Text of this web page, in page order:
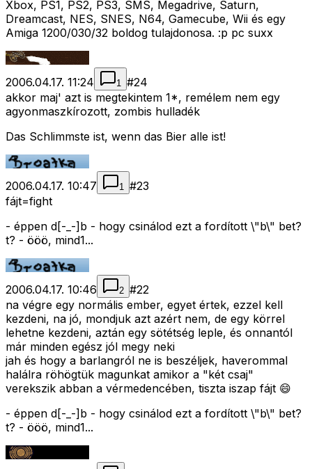
Xbox, PS1, PS2, PS3, SMS, Megadrive, Saturn,
Dreamcast, NES, SNES, N64, Gamecube, Wii és egy
Amiga 1200/030/32 boldog tulajdonosa. :p pc suxx
2006.04.17. 11:24 1 #24
akkor maj' azt is megtekintem 1*, remélem nem egy
agyonmaszkírozott, zombis hulladék
Das Schlimmste ist, wenn das Bier alle ist!
2006.04.17. 10:47 1 #23
fájt=fight
- éppen d[-_-]b - hogy csinálod ezt a fordított \"b\" bet?
t? - ööö, mind1...
2006.04.17. 10:46 2 #22
na végre egy normális ember, egyet értek, ezzel kell
kezdeni, na jó, mondjuk azt azért nem, de egy körrel
lehetne kezdeni, aztán egy sötétség leple, és onnantól
már minden egész jól megy neki
jah és hogy a barlangról ne is beszéljek, haverommal
halálra röhögtük magunkat amikor a "két csaj"
verekszik abban a vérmedencében, tiszta iszap fájt 😄
- éppen d[-_-]b - hogy csinálod ezt a fordított \"b\" bet?
t? - ööö, mind1...